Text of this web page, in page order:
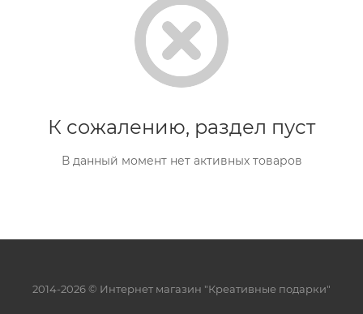
К сожалению, раздел пуст
В данный момент нет активных товаров
2014-2026 © Интернет магазин "Креативные подарки"